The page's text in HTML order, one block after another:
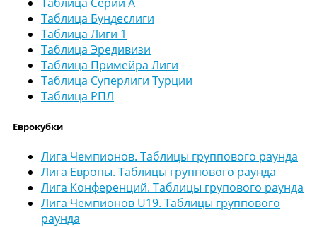
Таблица Бундеслиги
Таблица Лиги 1
Таблица Эредивизи
Таблица Примейра Лиги
Таблица Суперлиги Турции
Таблица РПЛ
Еврокубки
Лига Чемпионов. Таблицы группового раунда
Лига Европы. Таблицы группового раунда
Лига Конференций. Таблицы групового раунда
Лига Чемпионов U19. Таблицы группового
раунда